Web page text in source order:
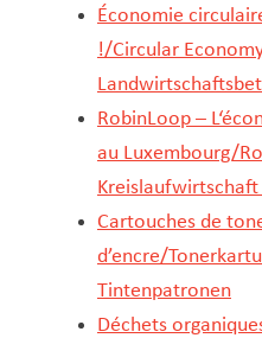
Économie
!/Circular
RobinLoop –
au Luxembourg/
Kreislaufwirtschaft
Cartouches de
d’encre/
Tintenpatronen
Déchets